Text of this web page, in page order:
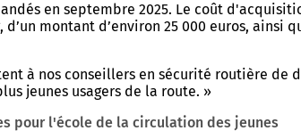
en septembre 2025. Le coût
montant d’environ 25 000 euros, ainsi
à nos conseillers en sécurité routière
jeunes usagers de la route. »
pour l'école de la circulation des jeunes